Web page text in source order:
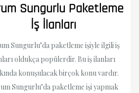
Sungurlu Paketleme
İş İlanları
Sungurlu’da paketleme işiyle ilgili iş
oldukça popülerdir. Bu iş ilanları
konuşulacak birçok konu vardır.
Sungurlu’da paketleme işi yapmak